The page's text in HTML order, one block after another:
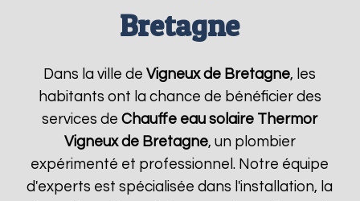
Bretagne
Dans la ville deVigneux de Bretagne, les
habitants ont la chance de bénéficier des
services deChauffe eau solaire Thermor
Vigneux de Bretagne, un plombier
expérimenté et professionnel. Notre équipe
d'experts est spécialisée dans l'installation, la